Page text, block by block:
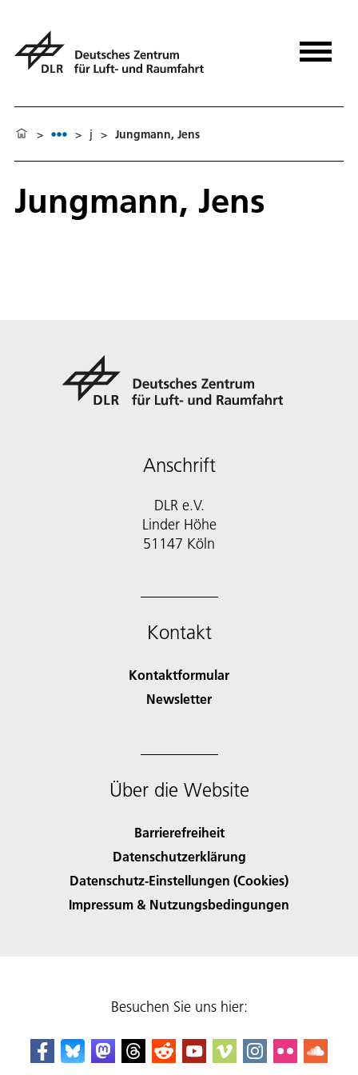
> > j > Jungmann, Jens
Jungmann, Jens
Anschrift
DLR e.V.
Linder Höhe
51147 Köln
Kontakt
Kontaktformular
Newsletter
Über die Website
Barrierefreiheit
Datenschutzerklärung
Datenschutz-Einstellungen (Cookies)
Impressum & Nutzungsbedingungen
Besuchen Sie uns hier: